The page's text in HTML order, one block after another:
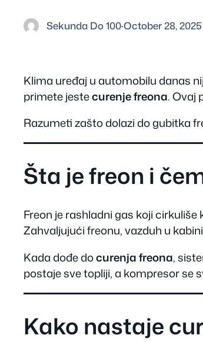
Sekunda Do 100·October 28, 2025
Klima uređaj u automobilu danas
primete jestecurenje freona. Ovaj
Razumeti zašto dolazi do gubitka
Šta je freon i
Freon je rashladni gas koji
Zahvaljujući freonu, vazduh u
Kada dođe docurenja freona,
postaje sve topliji, a kompresor se
Kako nastaje